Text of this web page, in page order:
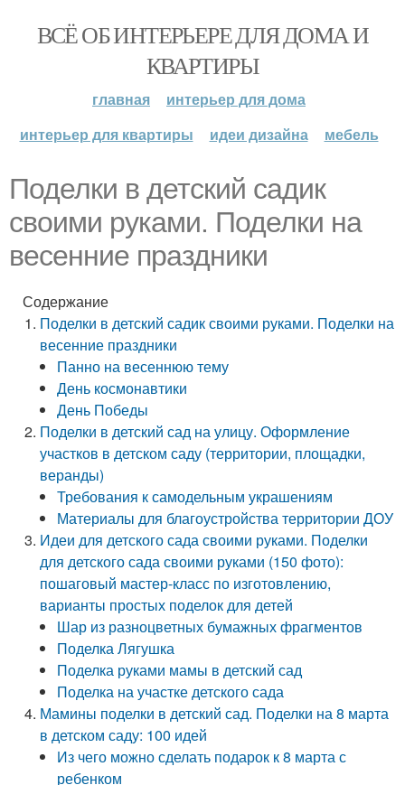
ВСЁ ОБ ИНТЕРЬЕРЕ ДЛЯ ДОМА И
КВАРТИРЫ
главная
интерьер для дома
интерьер для квартиры
идеи дизайна мебель
Поделки в детский садик
своими руками. Поделки на
весенние праздники
Содержание
Поделки в детский садик своими руками. Поделки на
весенние праздники
Панно на весеннюю тему
День космонавтики
День Победы
Поделки в детский сад на улицу. Оформление
участков в детском саду (территории, площадки,
веранды)
Требования к самодельным украшениям
Материалы для благоустройства территории ДОУ
Идеи для детского сада своими руками. Поделки
для детского сада своими руками (150 фото):
пошаговый мастер-класс по изготовлению,
варианты простых поделок для детей
Шар из разноцветных бумажных фрагментов
Поделка Лягушка
Поделка руками мамы в детский сад
Поделка на участке детского сада
Мамины поделки в детский сад. Поделки на 8 марта
в детском саду: 100 идей
Из чего можно сделать подарок к 8 марта с
ребенком